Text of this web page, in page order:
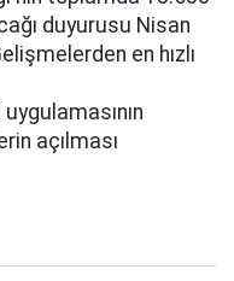
duyurusu Nisan
en hızlı
açılması